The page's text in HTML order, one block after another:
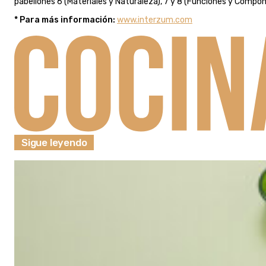
* Para más información: www.interzum.com
Sigue leyendo